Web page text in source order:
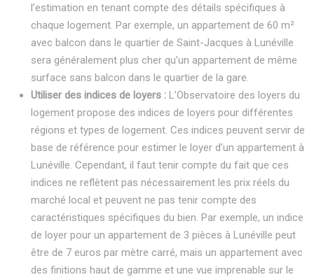
l’estimation en tenant compte des détails spécifiques à
chaque logement. Par exemple, un appartement de 60 m²
avec balcon dans le quartier de Saint-Jacques à Lunéville
sera généralement plus cher qu’un appartement de même
surface sans balcon dans le quartier de la gare.
Utiliser des indices de loyers : L’Observatoire des loyers du
logement propose des indices de loyers pour différentes
régions et types de logement. Ces indices peuvent servir de
base de référence pour estimer le loyer d’un appartement à
Lunéville. Cependant, il faut tenir compte du fait que ces
indices ne reflètent pas nécessairement les prix réels du
marché local et peuvent ne pas tenir compte des
caractéristiques spécifiques du bien. Par exemple, un indice
de loyer pour un appartement de 3 pièces à Lunéville peut
être de 7 euros par mètre carré, mais un appartement avec
des finitions haut de gamme et une vue imprenable sur le